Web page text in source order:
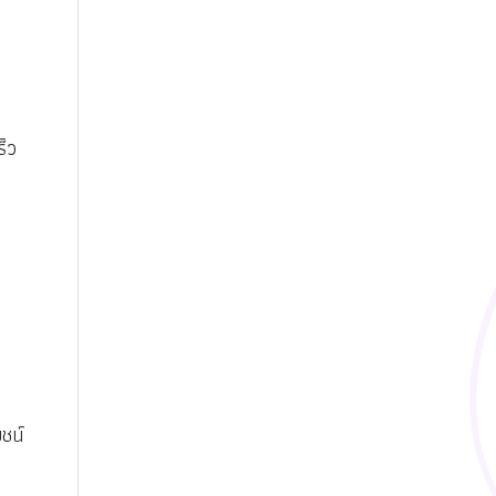
ว
น์